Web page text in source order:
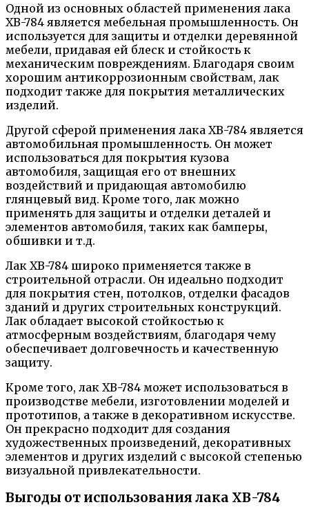
Одной из основных областей применения лака
ХВ-784 является мебельная промышленность. Он
используется для защиты и отделки деревянной
мебели, придавая ей блеск и стойкость к
механическим повреждениям. Благодаря своим
хорошим антикоррозионным свойствам, лак
подходит также для покрытия металлических
изделий.
Другой сферой применения лака ХВ-784 является
автомобильная промышленность. Он может
использоваться для покрытия кузова
автомобиля, защищая его от внешних
воздействий и придающая автомобилю
глянцевый вид. Кроме того, лак можно
применять для защиты и отделки деталей и
элементов автомобиля, таких как бамперы,
обшивки и т.д.
Лак ХВ-784 широко применяется также в
строительной отрасли. Он идеально подходит
для покрытия стен, потолков, отделки фасадов
зданий и других строительных конструкций.
Лак обладает высокой стойкостью к
атмосферным воздействиям, благодаря чему
обеспечивает долговечность и качественную
защиту.
Кроме того, лак ХВ-784 может использоваться в
производстве мебели, изготовлении моделей и
прототипов, а также в декоративном искусстве.
Он прекрасно подходит для создания
художественных произведений, декоративных
элементов и других изделий с высокой степенью
визуальной привлекательности.
Выгоды от использования лака ХВ-784